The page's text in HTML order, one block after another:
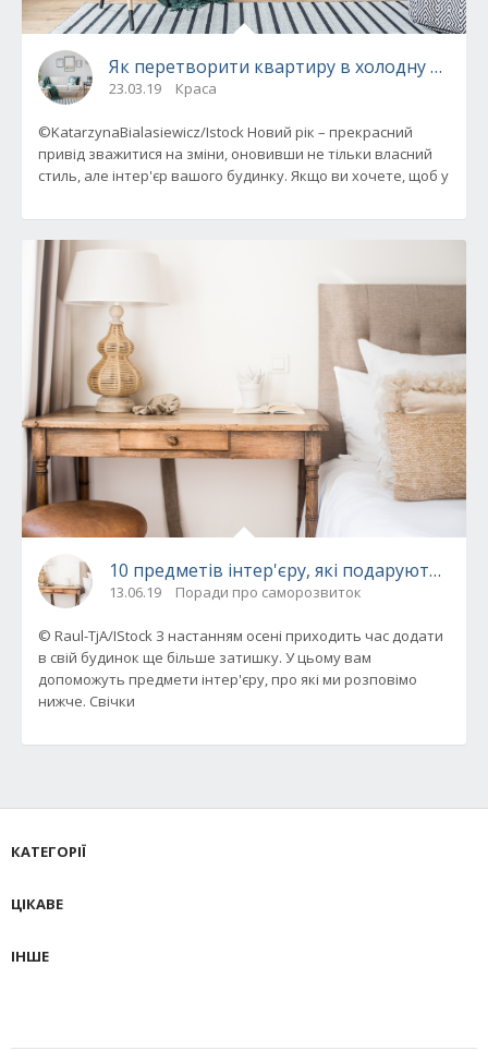
Як перетворити квартиру в холодну пору
23.03.19 Краса
©KatarzynaBialasiewicz/Istock Новий рік – прекрасний
привід зважитися на зміни, оновивши не тільки власний
стиль, але інтер'єр вашого будинку. Якщо ви хочете, щоб у
10 предметів інтер'єру, які подарують
13.06.19 Поради про саморозвиток
© Raul-TjA/IStock З настанням осені приходить час додати
в свій будинок ще більше затишку. У цьому вам
допоможуть предмети інтер'єру, про які ми розповімо
нижче. Свічки
КАТЕГОРІЇ
ЦІКАВЕ
ІНШЕ